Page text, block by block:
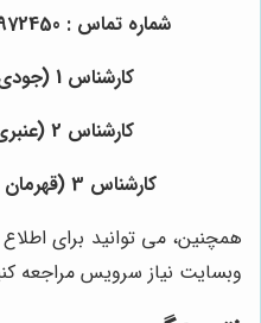
شماره تماس : 02144972450 - 02144972637
کارشناس 1 (جودی) :09355977769
کارشناس 2 (عنبری) : 09391300868
کارشناس 3 (قهرمان پور) : 09058137975
همچنین، می توانید برای
وبسایت نیاز سرویس مراجعه